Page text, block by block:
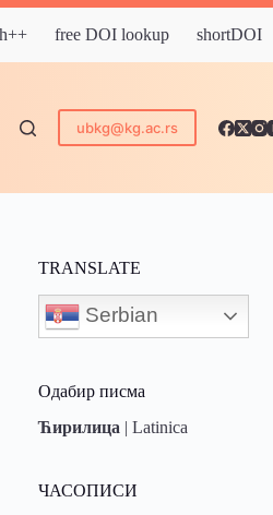
free DOI lookup shortDOI
ubkg@kg.ac.rs
TRANSLATE
Serbian
Одабир писма
Ћирилица |Latinica
ЧАСОПИСИ